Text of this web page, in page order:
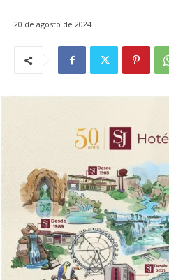
20 de agosto de 2024